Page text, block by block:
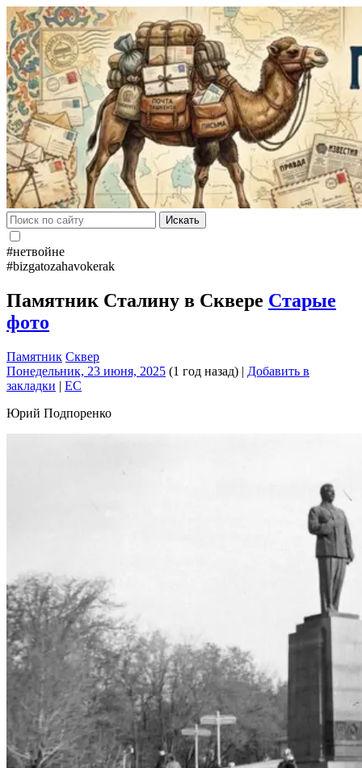
Искать
#нетвойне
#bizgatozahavokerak
Памятник Сталину в Сквере Старые
фото
Памятник Сквер
Понедельник, 23 июня, 2025 (1 год назад) | Добавить в
закладки | EC
Юрий Подпоренко